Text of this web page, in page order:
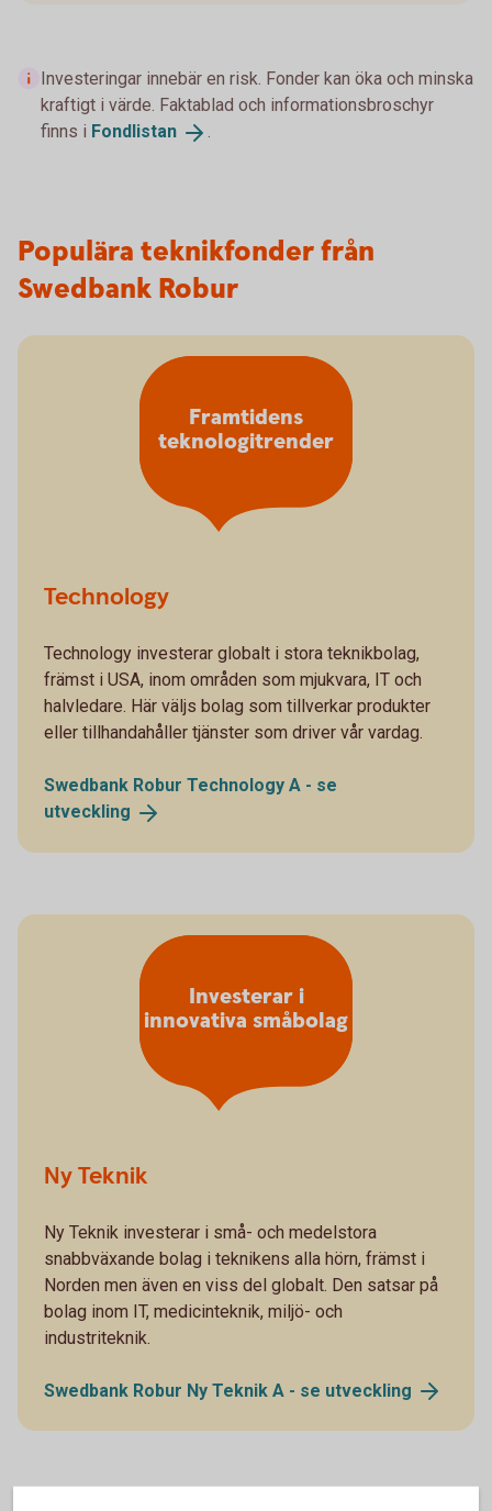
Investeringar innebär en risk. Fonder kan öka och minska
kraftigt i värde. Faktablad och informationsbroschyr
finns i Fondlistan .
Populära teknikfonder från
Swedbank Robur
Technology
Technology investerar globalt i stora teknikbolag,
främst i USA, inom områden som mjukvara, IT och
halvledare. Här väljs bolag som tillverkar produkter
eller tillhandahåller tjänster som driver vår vardag.
Swedbank Robur Technology A - se
utveckling
Framtidens
teknologitrender
Ny Teknik
Ny Teknik investerar i små- och medelstora
snabbväxande bolag i teknikens alla hörn, främst i
Norden men även en viss del globalt. Den satsar på
bolag inom IT, medicinteknik, miljö- och
industriteknik.
Swedbank Robur Ny Teknik A - se utveckling
Investerar i
innovativa småbolag